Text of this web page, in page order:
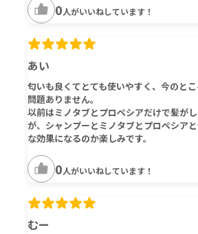
0人がいいねしています！
あい
匂いも良くてとても使いやすく、今のと
問題ありません。
以前はミノタブとプロペシアだけで髪が
が、シャンプーとミノタブとプロペシア
な効果になるのか楽しみです。
0人がいいねしています！
むー